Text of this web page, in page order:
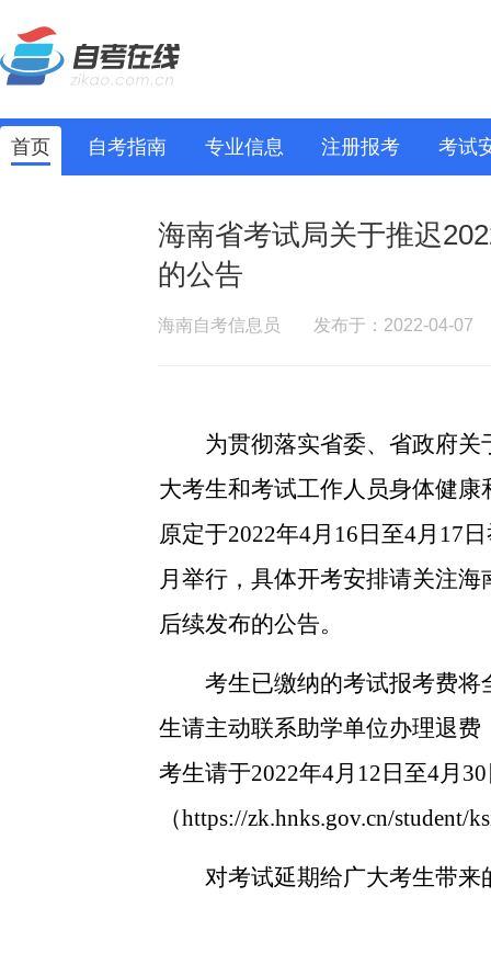
首页 自考指南 专业信息 注册报考 考试
海南省考试局关于推迟
的公告
海南自考信息员 发布于：2022-04-07
为贯彻落实省委、省政府
大考生和考试工作人员身体健
原定于2022年4月16日至4月17
月举行，具体开考安排请关注海
后续发布的公告。
考生已缴纳的考试报考费
生请主动联系助学单位办理退
考生请于2022年4月12日至4月
（https://zk.hnks.gov.cn/
对考试延期给广大考生带来